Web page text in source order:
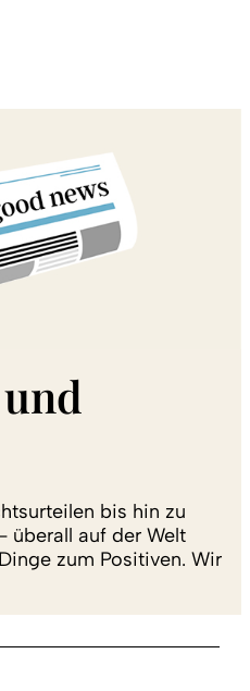
bis hin zu
überall auf der Welt
zum Positiven. Wir